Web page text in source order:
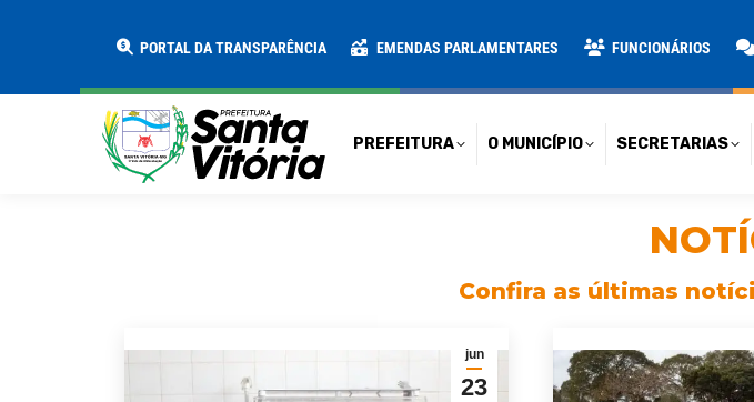
PORTAL DA TRANSPARÊNCIA EMENDAS PARLAMENTARES FUNCIONÁRIOS
PREFEITURA O MUNICÍPIO SECRETARIAS
Confira as últimas
jun
23